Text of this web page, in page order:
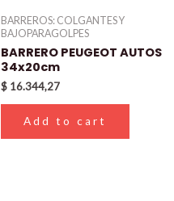
BARREROS: COLGANTES Y
BAJOPARAGOLPES
BARRERO PEUGEOT AUTOS
34x20cm
$ 16.344,27
Add to cart